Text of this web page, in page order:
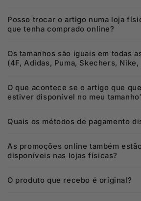
Posso trocar o artigo numa loja
que tenha comprado online?
Os tamanhos são iguais em todas
(4F, Adidas, Puma, Skechers, Nike,
O que acontece se o artigo que
estiver disponível no meu
Quais os métodos de pagamento
As promoções online também
disponíveis nas lojas físicas?
O produto que recebo é original?